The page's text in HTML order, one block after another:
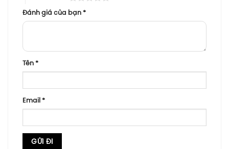
Đánh giá của bạn *
Tên *
Email *